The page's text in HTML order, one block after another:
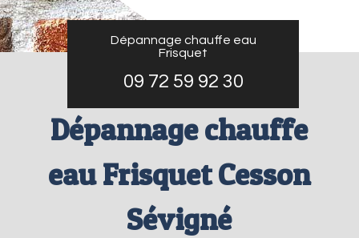
Dépannage chauffe eau
Frisquet
09 72 59 92 30
Dépannage chauffe
eau Frisquet Cesson
Sévigné